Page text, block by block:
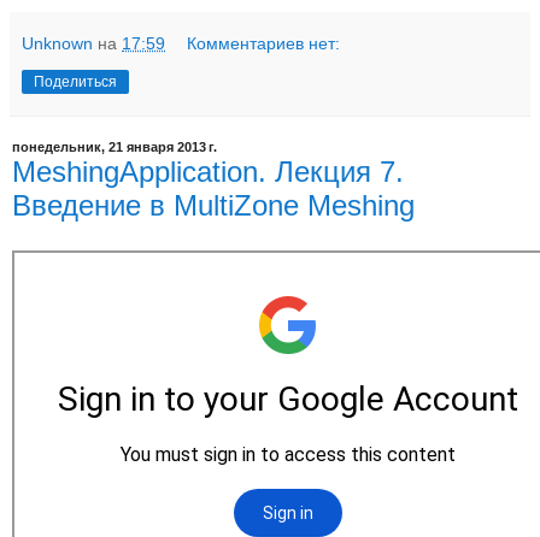
Unknown на 17:59 Комментариев нет:
Поделиться
понедельник, 21 января 2013 г.
MeshingApplication. Лекция 7.
Введение в MultiZone Meshing